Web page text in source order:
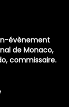
évènement
de Monaco,
commissaire.